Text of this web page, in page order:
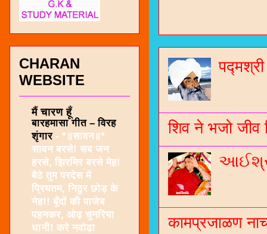
शिव ने भजो जीव
कामप्रजाळण
CHARAN
WEBSITE
मैं चारण हूँ
बारहमासा गीत – विरह
शृंगार - *॥सावन॥*
सावन बरसे! सब जन
हरसे, झिरमिर बरसे मेह!
बैठे तुम परदेस में
प्रियतम, निठुर छोड़ के
नेह!! बूँदों की पाजेब
पहनकर, ओढ़ चुनरिया
धानी! करे नवोढ़ा